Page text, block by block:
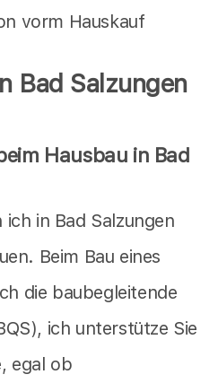
vorm Hauskauf
Bad Salzungen
Hausbau in Bad
in Bad Salzungen
Beim Bau eines
die baubegleitende
ich unterstütze Sie
egal ob